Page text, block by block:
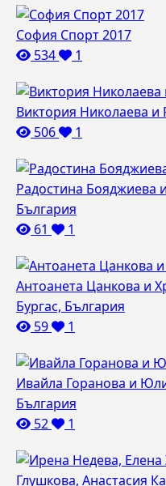
София Спорт 2017
534
1
Виктория Николаева и
506
1
Радостина Бояджиева
България
61
1
Антоанета Цанкова и
Бургас, България
59
1
Ивайла Горанова и
България
52
1